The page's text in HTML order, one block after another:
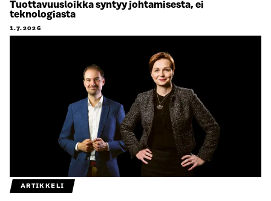
Tuottavuusloikka syntyy johtamisesta, ei
teknologiasta
1.7.2026
ARTIKKELI